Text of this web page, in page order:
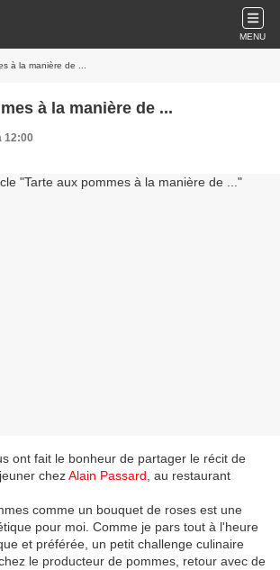
MENU
à la manière de ...
à la manière de ...
12:00
ont fait le bonheur de partager le récit de
chezAlain Passard , au restaurant
comme un bouquet de roses est une
pour moi. Comme je pars tout à l'heure
et préférée, un petit challenge culinaire
le producteur de pommes, retour avec de